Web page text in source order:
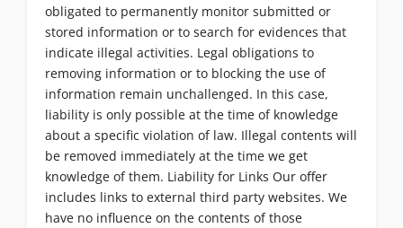
obligated to permanently monitor submitted or
stored information or to search for evidences that
indicate illegal activities. Legal obligations to
removing information or to blocking the use of
information remain unchallenged. In this case,
liability is only possible at the time of knowledge
about a specific violation of law. Illegal contents will
be removed immediately at the time we get
knowledge of them. Liability for Links Our offer
includes links to external third party websites. We
have no influence on the contents of those